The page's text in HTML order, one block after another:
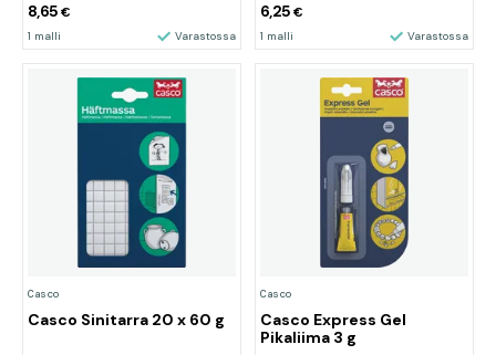
8,65€
1 malli Varastossa
6,25€
1 malli Varastossa
Casco
Casco Sinitarra 20 x 60 g
Casco
Casco Express Gel
Pikaliima 3 g